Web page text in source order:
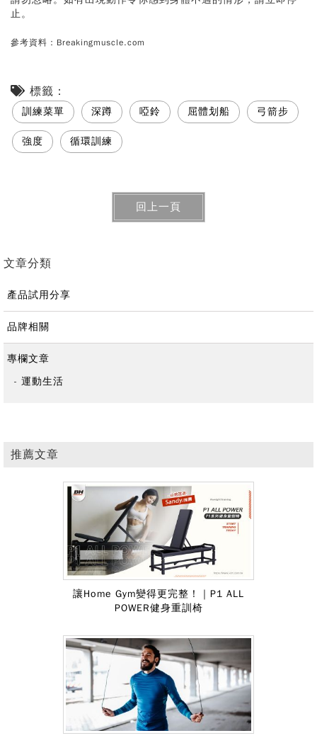
文章分類
產品試用分享
品牌相關
專欄文章
運動生活
推薦文章
讓Home Gym變得更完整！｜P1 ALL
POWER健身重訓椅
止。
參考資料：Breakingmuscle.com
標籤：
訓練菜單 深蹲 啞鈴 屈體划船 弓箭步
強度 循環訓練
回上一頁